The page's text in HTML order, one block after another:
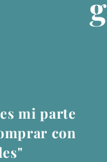
mi parte
con